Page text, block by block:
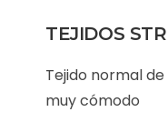
TEJIDOS
Tejido normal
muy cómodo